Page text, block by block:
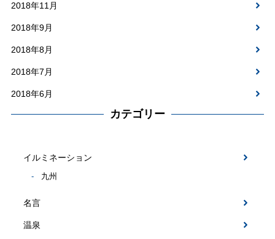
2018年11月
2018年9月
2018年8月
2018年7月
2018年6月
カテゴリー
イルミネーション
九州
名言
温泉